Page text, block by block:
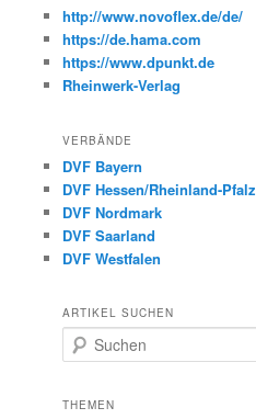
http://www.novoflex.de/de/
https://de.hama.com
https://www.dpunkt.de
Rheinwerk-Verlag
VERBÄNDE
DVF Bayern
DVF Hessen/Rheinland-Pfalz
DVF Nordmark
DVF Saarland
DVF Westfalen
ARTIKEL SUCHEN
u
h
THEMEN